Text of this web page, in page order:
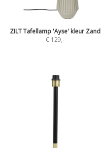
ZILT Tafellamp 'Ayse' kleur Zand
€ 129,-